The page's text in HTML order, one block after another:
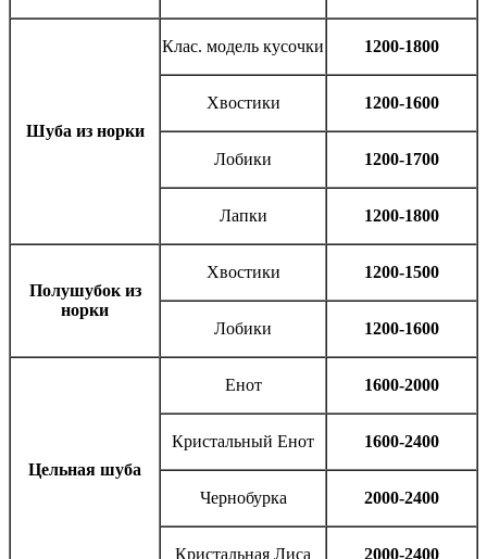
Шуба из норки
Клас. модель кусочки 1200-1800
Хвостики 1200-1600
Лобики 1200-1700
Лапки 1200-1800
Полушубок из
норки
Хвостики 1200-1500
Лобики 1200-1600
Цельная шуба
Енот 1600-2000
Кристальный Енот 1600-2400
Чернобурка 2000-2400
Кристальная Лиса 2000-2400